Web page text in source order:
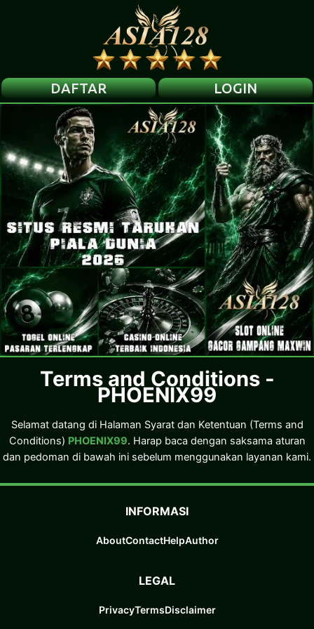
DAFTAR LOGIN
Terms and Conditions -
PHOENIX99
Selamat datang di Halaman Syarat dan Ketentuan (Terms and
Conditions) PHOENIX99. Harap baca dengan saksama aturan
dan pedoman di bawah ini sebelum menggunakan layanan kami.
INFORMASI
AboutContactHelpAuthor
LEGAL
PrivacyTermsDisclaimer